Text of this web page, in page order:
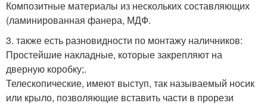
Композитные материалы из нескольких составляющих
(ламинированная фанера, МДФ.
3. также есть разновидности по монтажу наличников:
Простейшие накладные, которые закрепляют на
дверную коробку;.
Телескопические, имеют выступ, так называемый носик
или крыло, позволяющие вставить части в прорези